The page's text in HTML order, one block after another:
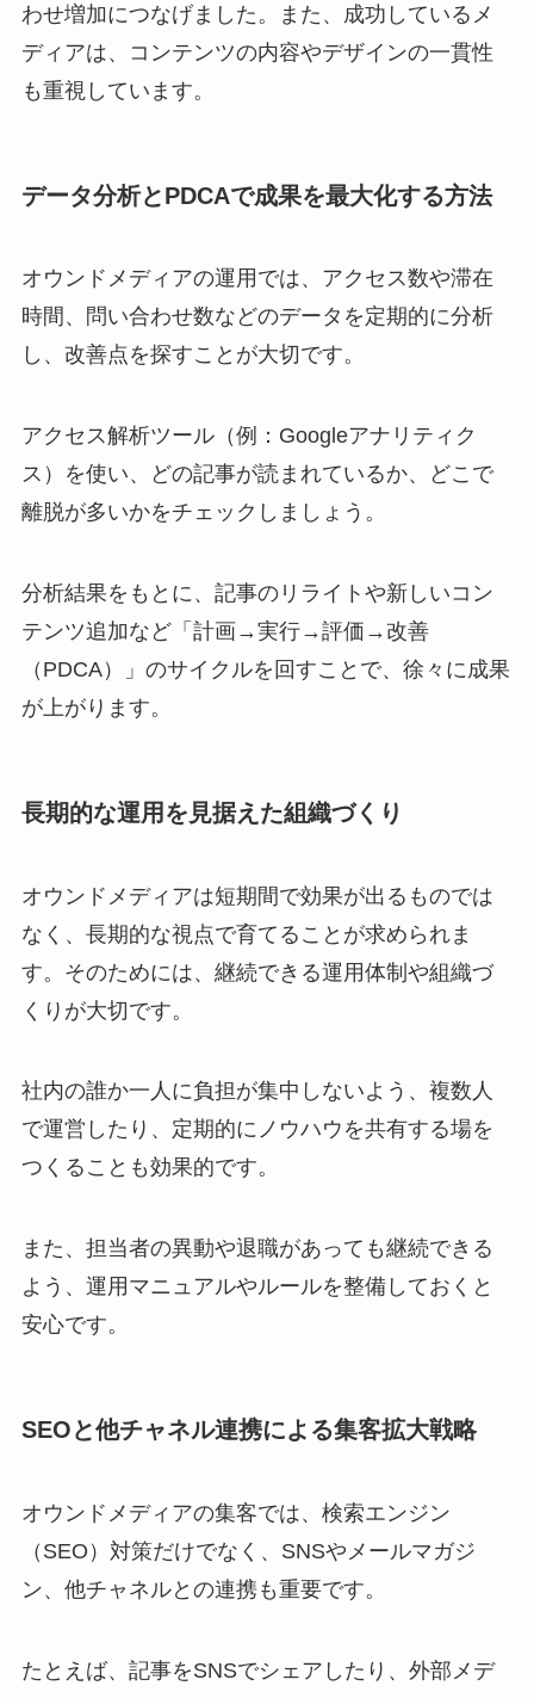
わせ増加につなげました。また、成功しているメ
ディアは、コンテンツの内容やデザインの一貫性
も重視しています。
データ分析とPDCAで成果を最大化する方法
オウンドメディアの運用では、アクセス数や滞在
時間、問い合わせ数などのデータを定期的に分析
し、改善点を探すことが大切です。
アクセス解析ツール（例：Googleアナリティク
ス）を使い、どの記事が読まれているか、どこで
離脱が多いかをチェックしましょう。
分析結果をもとに、記事のリライトや新しいコン
テンツ追加など「計画→実行→評価→改善
（PDCA）」のサイクルを回すことで、徐々に成果
が上がります。
長期的な運用を見据えた組織づくり
オウンドメディアは短期間で効果が出るものでは
なく、長期的な視点で育てることが求められま
す。そのためには、継続できる運用体制や組織づ
くりが大切です。
社内の誰か一人に負担が集中しないよう、複数人
で運営したり、定期的にノウハウを共有する場を
つくることも効果的です。
また、担当者の異動や退職があっても継続できる
よう、運用マニュアルやルールを整備しておくと
安心です。
SEOと他チャネル連携による集客拡大戦略
オウンドメディアの集客では、検索エンジン
（SEO）対策だけでなく、SNSやメールマガジ
ン、他チャネルとの連携も重要です。
たとえば、記事をSNSでシェアしたり、外部メデ